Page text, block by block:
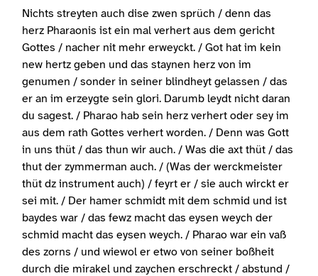
Nichts streyten auch dise zwen sprüch / denn das
herz Pharaonis ist ein mal verhert aus dem gericht
Gottes / nacher nit mehr erweyckt. / Got hat im kein
new hertz geben und das staynen herz von im
genumen / sonder in seiner blindheyt gelassen / das
er an im erzeygte sein glori. Darumb leydt nicht daran
du sagest. / Pharao hab sein herz verhert oder sey im
aus dem rath Gottes verhert worden. / Denn was Gott
in uns thüt / das thun wir auch. / Was die axt thüt / das
thut der zymmerman auch. / (Was der werckmeister
thüt dz instrument auch) / feyrt er / sie auch wirckt er
sei mit. / Der hamer schmidt mit dem schmid und ist
baydes war / das fewz macht das eysen weych der
schmid macht das eysen weych. / Pharao war ein vaß
des zorns / und wiewol er etwo von seiner boßheit
durch die mirakel und zaychen erschreckt / abstund /